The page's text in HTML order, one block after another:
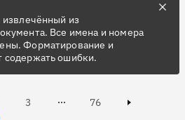
извлечённый из
Все имена и номера
Форматирование и
содержать ошибки.
Active, Page
3 Page
76